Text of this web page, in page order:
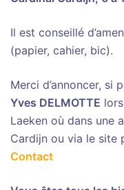
Il est conseillé
(papier, cahier, bic).
Merci d’annoncer, si
Yves DELMOTTE
Laeken où dans une
Cardijn ou via le site
Contact